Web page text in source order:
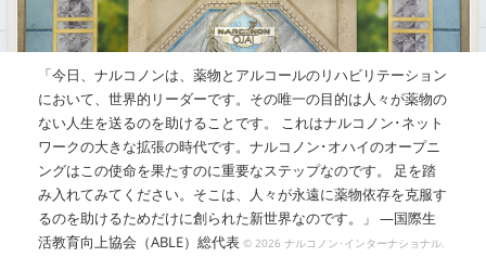
「今日、ナルコノンは、薬物とアルコールのリハビリテーション
において、世界的リーダーです。その唯一の目的は人々が薬物の
ない人生を送るのを助けることです。 これはナルコノン･ネット
ワークの大きな拡張の時代です。ナルコノン･オハイのオープニ
ングはこの使命を果たすのに重要なステップなのです。 足を踏
み入れてみてください。そこは、人々が永遠に薬物依存を克服す
るのを助けるためだけに創られた新世界なのです。」 —国際生
活教育向上協会（ABLE）総代表 © 2026 ナルコノン･インターナショナル.